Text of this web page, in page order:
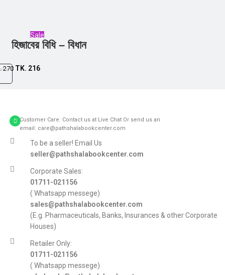
Sale
হিজাবের বিধি – বিধান
270 TK. 216
Customer Care: Contact us at Live Chat Or send us an
email: care@pathshalabookcenter.com
To be a seller! Email Us
seller@pathshalabookcenter.com
Corporate Sales:
01711-021156
( Whatsapp messege)
sales@pathshalabookcenter.com
(E.g. Pharmaceuticals, Banks, Insurances & other Corporate
Houses)
Retailer Only:
01711-021156
( Whatsapp messege)